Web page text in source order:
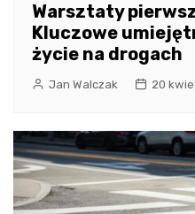
Warsztaty
Kluczowe
życie na drogach
Jan Walczak 20